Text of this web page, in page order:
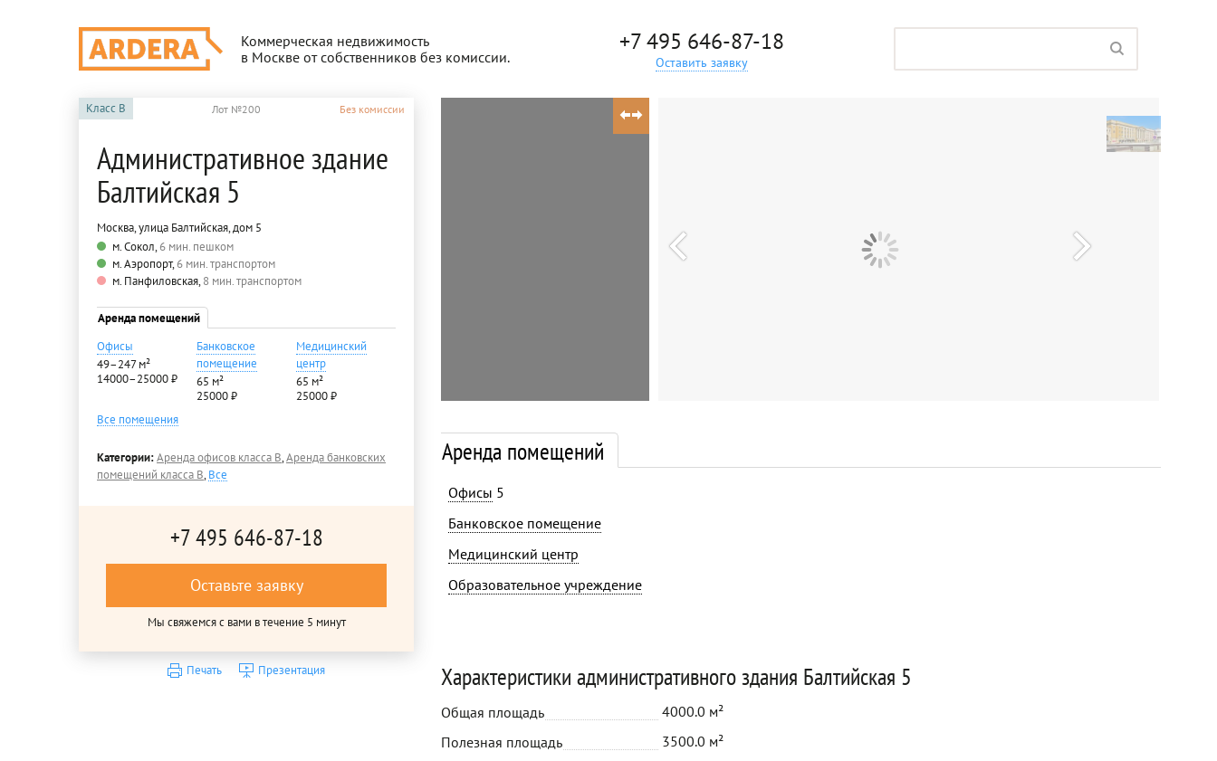
Коммерческая недвижимость
в Москве от собственников без комиссии.
+7 495 646-87-18
Оставить заявку
Класс B Лот №200 Без комиссии
Административное здание
Балтийская 5
Москва, улица Балтийская, дом 5
м. Сокол,6 мин. пешком
м. Аэропорт,6 мин. транспортом
м. Панфиловская,8 мин. транспортом
Аренда помещений
Офисы
49–247 м²
14000–25000 ₽
Банковское
помещение
65 м²
25000 ₽
Медицинский
центр
65 м²
25000 ₽
Все помещения
Категории:Аренда офисов класса B,Аренда банковских
помещений класса B,Все
+7 495 646-87-18
Оставьте заявку
Мы свяжемся с вами в течение 5 минут
Печать Презентация
Аренда помещений
Офисы 5
Банковское помещение
Медицинский центр
Образовательное учреждение
Характеристики административного здания Балтийская 5
Общая площадь
4000.0 м²
Полезная площадь
3500.0 м²